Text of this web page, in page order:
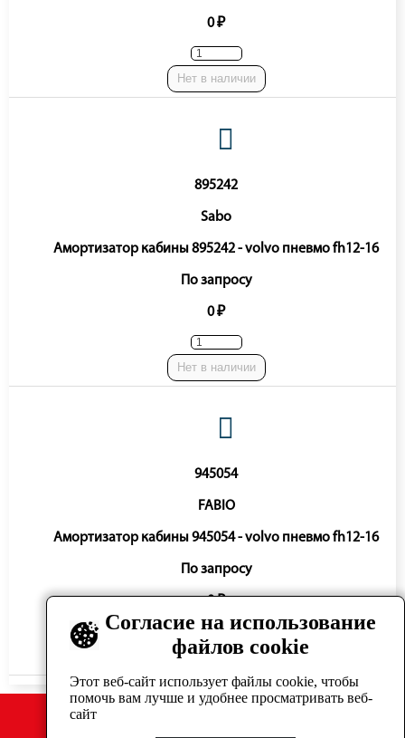
0 ₽
Нет в наличии
895242
Sabo
Амортизатор кабины 895242 - volvo пневмо fh12-16
По запросу
0 ₽
Нет в наличии
945054
FABIO
Амортизатор кабины 945054 - volvo пневмо fh12-16
По запросу
0 ₽
Нет в наличии
Согласие на использование
файлов cookie
Этот веб-сайт использует файлы cookie, чтобы
помочь вам лучше и удобнее просматривать веб-
сайт